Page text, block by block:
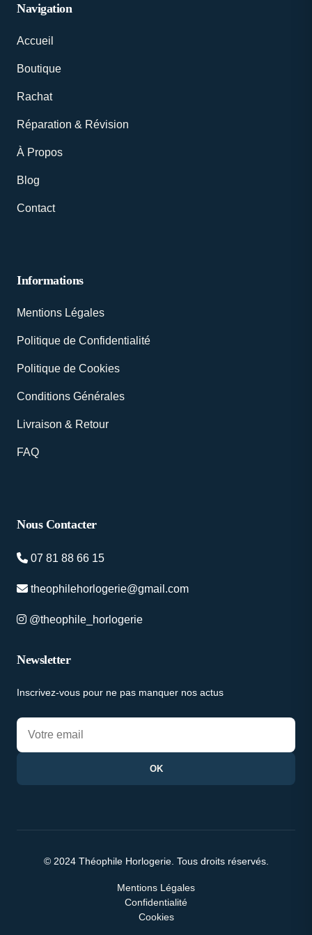
Navigation
Accueil
Boutique
Rachat
Réparation & Révision
À Propos
Blog
Contact
Informations
Mentions Légales
Politique de Confidentialité
Politique de Cookies
Conditions Générales
Livraison & Retour
FAQ
Nous Contacter
07 81 88 66 15
theophilehorlogerie@gmail.com
@theophile_horlogerie
Newsletter
Inscrivez-vous pour ne pas manquer nos actus
OK
© 2024 Théophile Horlogerie. Tous droits réservés.
Mentions Légales
Confidentialité
Cookies